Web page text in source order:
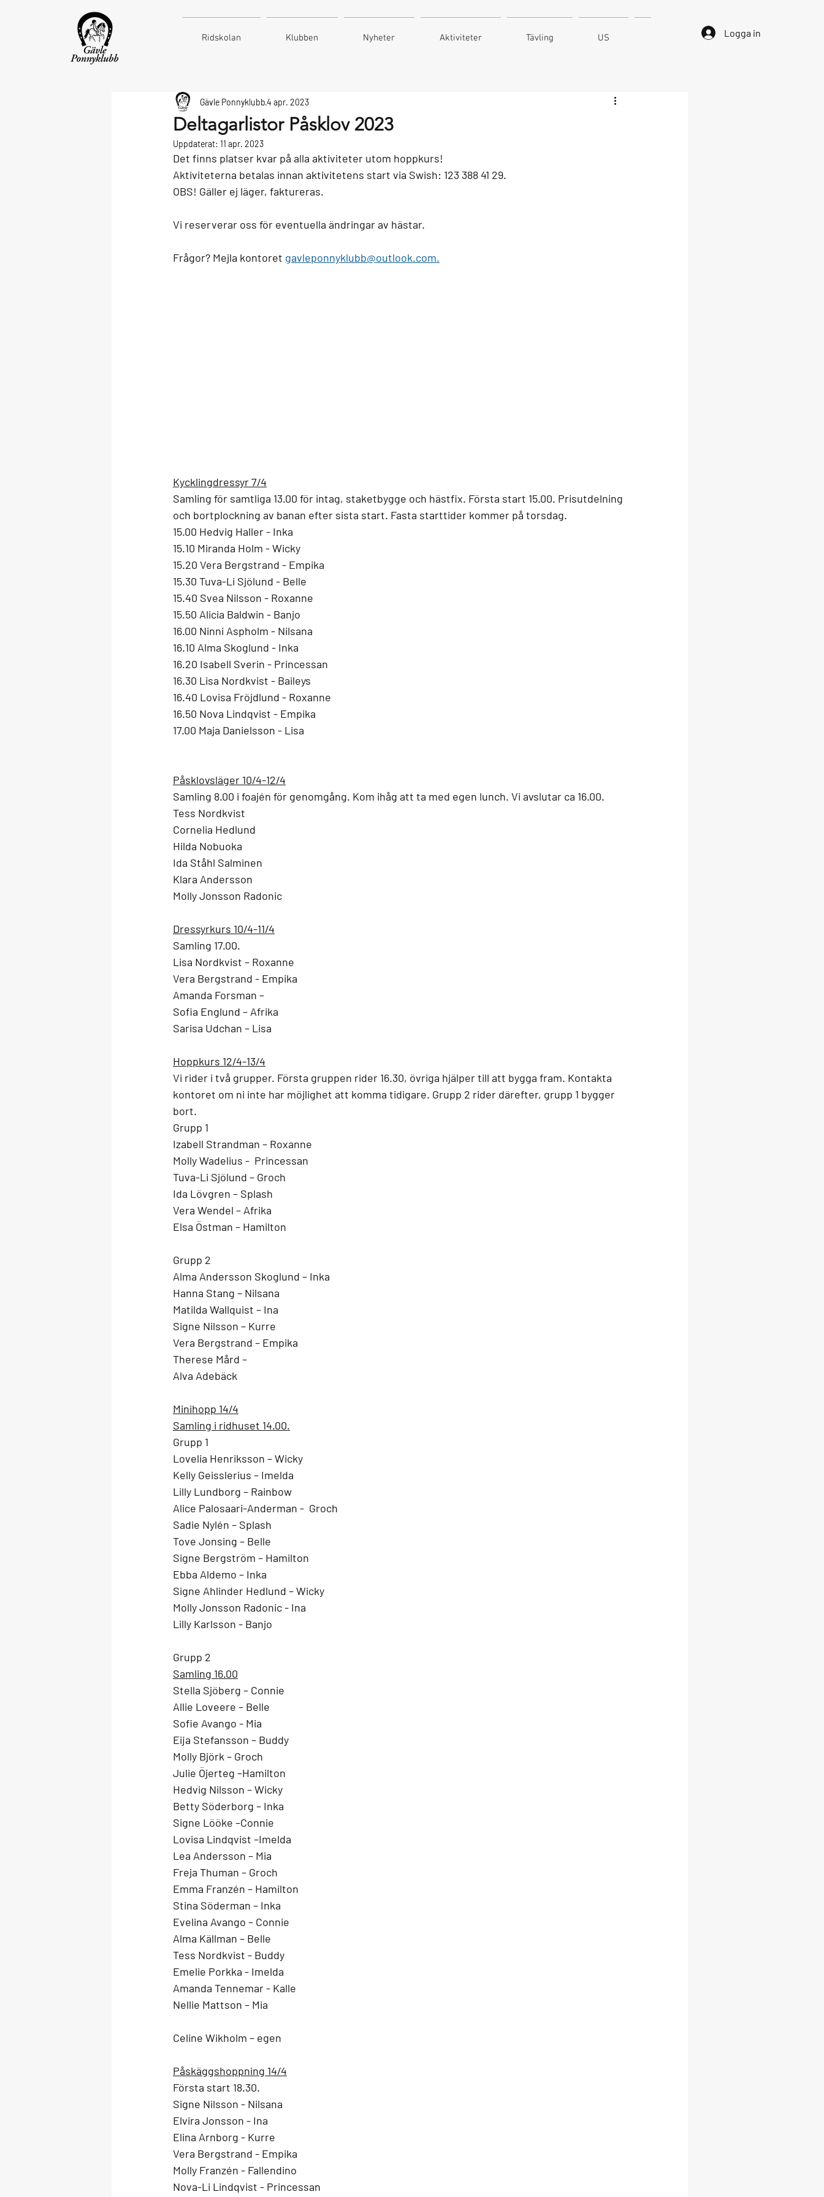
Deltagarlistor Påsklov 2023
Gävle Ponnyklubb4 apr. 2023
Uppdaterat: 11 apr. 2023
Det finns platser kvar på alla aktiviteter utom hoppkurs!
Aktiviteterna betalas innan aktivitetens start via Swish: 123 388 41 29.
OBS! Gäller ej läger, faktureras.
Vi reserverar oss för eventuella ändringar av hästar.
Frågor? Mejla kontoret gavleponnyklubb@outlook.com.
Kycklingdressyr 7/4
Samling för samtliga 13.00 för intag, staketbygge och hästfix. Första start 15.00. Prisutdelning
och bortplockning av banan efter sista start. Fasta starttider kommer på torsdag.
15.00 Hedvig Haller - Inka
15.10 Miranda Holm - Wicky
15.20 Vera Bergstrand - Empika
15.30 Tuva-Li Sjölund - Belle
15.40 Svea Nilsson - Roxanne
15.50 Alicia Baldwin - Banjo
16.00 Ninni Aspholm - Nilsana
16.10 Alma Skoglund - Inka
16.20 Isabell Sverin - Princessan
16.30 Lisa Nordkvist - Baileys
16.40 Lovisa Fröjdlund - Roxanne
16.50 Nova Lindqvist - Empika
17.00 Maja Danielsson - Lisa
Påsklovsläger 10/4-12/4
Samling 8.00 i foajén för genomgång. Kom ihåg att ta med egen lunch. Vi avslutar ca 16.00.
Tess Nordkvist
Cornelia Hedlund
Hilda Nobuoka
Ida Ståhl Salminen
Klara Andersson
Molly Jonsson Radonic
Dressyrkurs 10/4-11/4
Samling 17.00.
Lisa Nordkvist – Roxanne
Vera Bergstrand - Empika
Amanda Forsman –
Sofia Englund – Afrika
Sarisa Udchan – Lisa
Hoppkurs 12/4-13/4
Vi rider i två grupper. Första gruppen rider 16.30, övriga hjälper till att bygga fram. Kontakta
kontoret om ni inte har möjlighet att komma tidigare. Grupp 2 rider därefter, grupp 1 bygger
bort.
Grupp 1
Izabell Strandman – Roxanne
Molly Wadelius -  Princessan
Tuva-Li Sjölund – Groch
Ida Lövgren – Splash
Vera Wendel – Afrika
Elsa Östman – Hamilton
Grupp 2
Alma Andersson Skoglund – Inka
Hanna Stang – Nilsana
Matilda Wallquist – Ina
Signe Nilsson – Kurre
Vera Bergstrand – Empika
Therese Mård –
Alva Adebäck
Minihopp 14/4
Samling i ridhuset 14.00.
Grupp 1
Lovelia Henriksson – Wicky
Kelly Geisslerius – Imelda
Lilly Lundborg – Rainbow
Alice Palosaari-Anderman -  Groch
Sadie Nylén – Splash
Tove Jonsing – Belle
Signe Bergström – Hamilton
Ebba Aldemo – Inka
Signe Ahlinder Hedlund – Wicky
Molly Jonsson Radonic - Ina
Lilly Karlsson - Banjo
Grupp 2
Samling 16.00
Stella Sjöberg – Connie
Allie Loveere – Belle
Sofie Avango - Mia
Eija Stefansson – Buddy
Molly Björk – Groch
Julie Öjerteg –Hamilton
Hedvig Nilsson – Wicky
Betty Söderborg – Inka
Signe Lööke –Connie
Lovisa Lindqvist –Imelda
Lea Andersson – Mia
Freja Thuman – Groch
Emma Franzén – Hamilton
Stina Söderman – Inka
Evelina Avango – Connie
Alma Källman – Belle
Tess Nordkvist - Buddy
Emelie Porkka - Imelda
Amanda Tennemar - Kalle
Nellie Mattson – Mia
Celine Wikholm – egen
Påskäggshoppning 14/4
Första start 18.30.
Signe Nilsson - Nilsana
Elvira Jonsson - Ina
Elina Arnborg - Kurre
Vera Bergstrand - Empika
Molly Franzén - Fallendino
Nova-Li Lindqvist - Princessan
Ridskolan Klubben Nyheter Aktiviteter Tävling US Logga in